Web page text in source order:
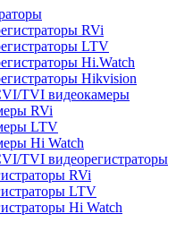
RVi
LTV
Hi.Watch
Hikvision
TVI видеокамеры
RVi
LTV
Hi Watch
TVI видеорегистраторы
RVi
LTV
Hi Watch